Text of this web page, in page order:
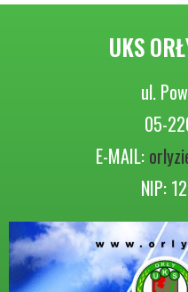
UKS
ul.
05-
E-MAIL:
NIP: